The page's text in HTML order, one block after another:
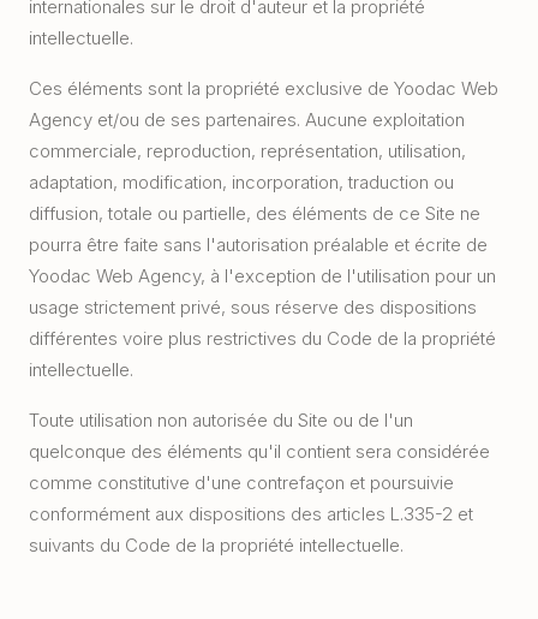
internationales sur le droit d'auteur et la propriété
intellectuelle.
Ces éléments sont la propriété exclusive de Yoodac Web
Agency et/ou de ses partenaires. Aucune exploitation
commerciale, reproduction, représentation, utilisation,
adaptation, modification, incorporation, traduction ou
diffusion, totale ou partielle, des éléments de ce Site ne
pourra être faite sans l'autorisation préalable et écrite de
Yoodac Web Agency, à l'exception de l'utilisation pour un
usage strictement privé, sous réserve des dispositions
différentes voire plus restrictives du Code de la propriété
intellectuelle.
Toute utilisation non autorisée du Site ou de l'un
quelconque des éléments qu'il contient sera considérée
comme constitutive d'une contrefaçon et poursuivie
conformément aux dispositions des articles L.335-2 et
suivants du Code de la propriété intellectuelle.